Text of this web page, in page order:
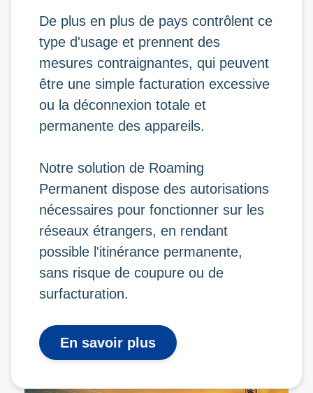
De plus en plus de pays contrôlent ce
type d'usage et prennent des
mesures contraignantes, qui peuvent
être une simple facturation excessive
ou la déconnexion totale et
permanente des appareils.
Notre solution de Roaming
Permanent dispose des autorisations
nécessaires pour fonctionner sur les
réseaux étrangers, en rendant
possible l'itinérance permanente,
sans risque de coupure ou de
surfacturation.
En savoir plus